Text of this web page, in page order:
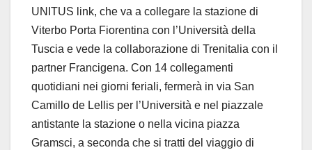
UNITUS link, che va a collegare la stazione di
Viterbo Porta Fiorentina con l’Università della
Tuscia e vede la collaborazione di Trenitalia con il
partner Francigena. Con 14 collegamenti
quotidiani nei giorni feriali, fermerà in via San
Camillo de Lellis per l’Università e nel piazzale
antistante la stazione o nella vicina piazza
Gramsci, a seconda che si tratti del viaggio di